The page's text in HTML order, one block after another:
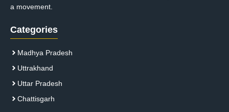
a movement.
Categories
Madhya Pradesh
Uttrakhand
Uttar Pradesh
Chattisgarh